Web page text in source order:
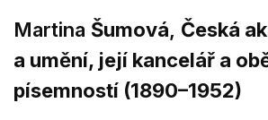
Martina Šumová, Česká
a umění, její kancelář a
písemností (1890–1952)